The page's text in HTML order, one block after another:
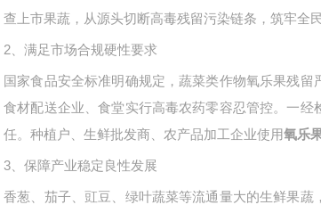
查上市果蔬，从源头切断高毒残留污染链条，筑牢全
2、满足市场合规硬性要求
国家食品安全标准明确规定，蔬菜类作物氧乐果残留
食材配送企业、食堂实行高毒农药零容忍管控。一
任。种植户、生鲜批发商、农产品加工企业使用氧乐
3、保障产业稳定良性发展
香葱、茄子、豇豆、绿叶蔬菜等流通量大的生鲜果